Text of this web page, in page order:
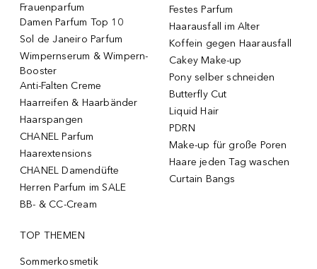
Frauenparfum
Damen Parfum Top 10
Sol de Janeiro Parfum
Wimpernserum & Wimpern-
Booster
Anti-Falten Creme
Haarreifen & Haarbänder
Haarspangen
CHANEL Parfum
Haarextensions
CHANEL Damendüfte
Herren Parfum im SALE
BB- & CC-Cream
Festes Parfum
Haarausfall im Alter
Koffein gegen Haarausfall
Cakey Make-up
Pony selber schneiden
Butterfly Cut
Liquid Hair
PDRN
Make-up für große Poren
Haare jeden Tag waschen
Curtain Bangs
TOP THEMEN
Sommerkosmetik